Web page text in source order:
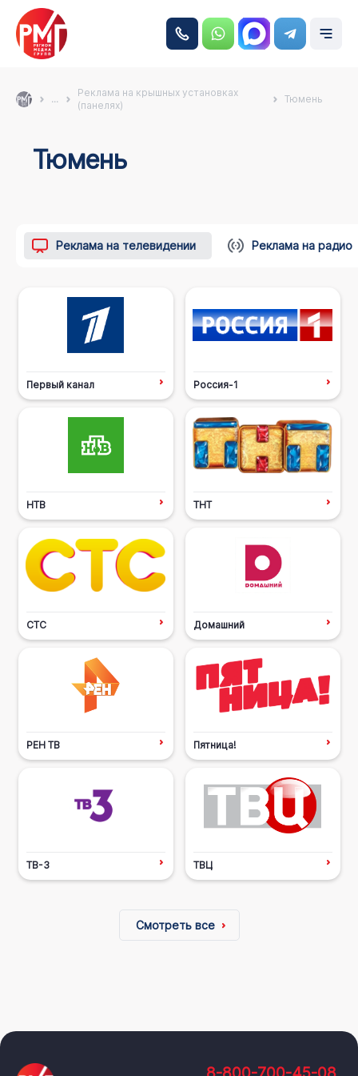
...
Реклама на крышных установках
(панелях)
Тюмень
Тюмень
Реклама на телевидении Реклама на радио
Первый канал Россия-1
НТВ ТНТ
СТС Домашний
РЕН ТВ Пятница!
ТВ-3 ТВЦ
Смотреть все